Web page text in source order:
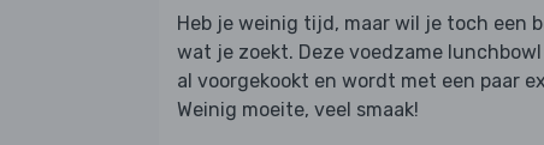
Heb je weinig tijd, maar wil je toch een
wat je zoekt. Deze voedzame
al voorgekookt en wordt met een paar
Weinig moeite, veel smaak!